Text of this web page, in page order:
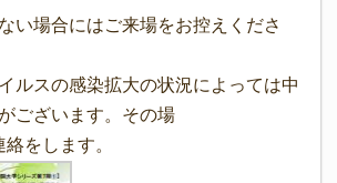
い場合にはご来場をお控えくださ
ルスの感染拡大の状況によっては中
ございます。その場
をします。